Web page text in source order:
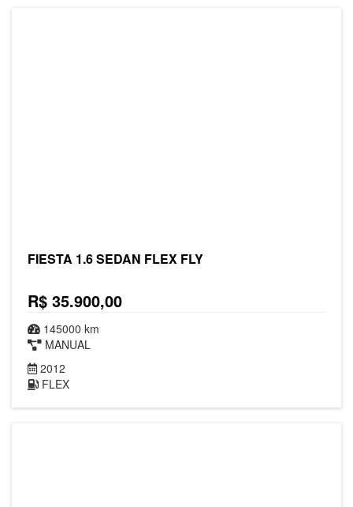
FIESTA 1.6 SEDAN FLEX FLY
R$ 35.900,00
145000 km
MANUAL
2012
FLEX